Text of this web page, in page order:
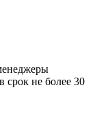
срок не более 30